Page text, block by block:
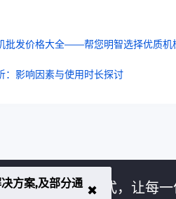
批发价格大全——帮您明智选择优质机
：影响因素与使用时长探讨
绿色节能” 的方式，让每
方案,及部分通 ✖